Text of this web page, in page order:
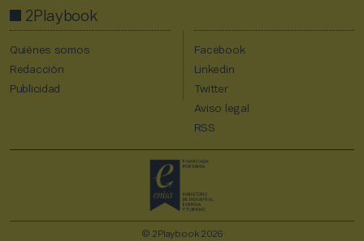
2Playbook
Quiénes somos
Redacción
Publicidad
Facebook
Linkedin
Twitter
Aviso legal
RSS
© 2Playbook 2026